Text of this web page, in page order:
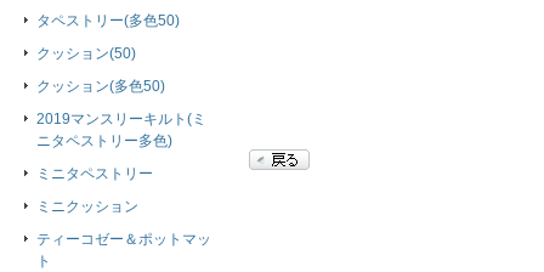
タペストリー(多色50)
クッション(50)
クッション(多色50)
2019マンスリーキルト(ミ
ニタペストリー多色)
ミニタペストリー
ミニクッション
ティーコゼー＆ポットマッ
ト